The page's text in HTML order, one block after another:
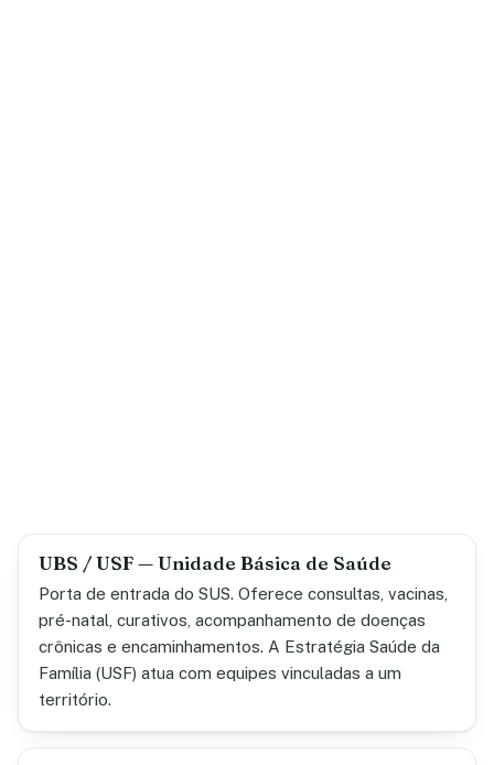
UBS / USF — Unidade Básica de Saúde
Porta de entrada do SUS. Oferece consultas, vacinas,
pré-natal, curativos, acompanhamento de doenças
crônicas e encaminhamentos. A Estratégia Saúde da
Família (USF) atua com equipes vinculadas a um
território.